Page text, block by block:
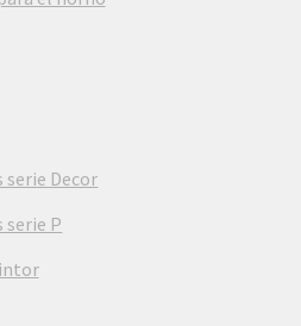
Decor
serie P